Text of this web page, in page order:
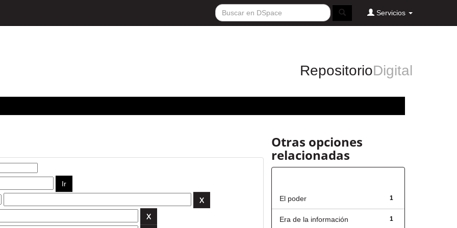
Servicios
RepositorioDigital
Otras opciones
relacionadas
1
El poder
1
Era de la información